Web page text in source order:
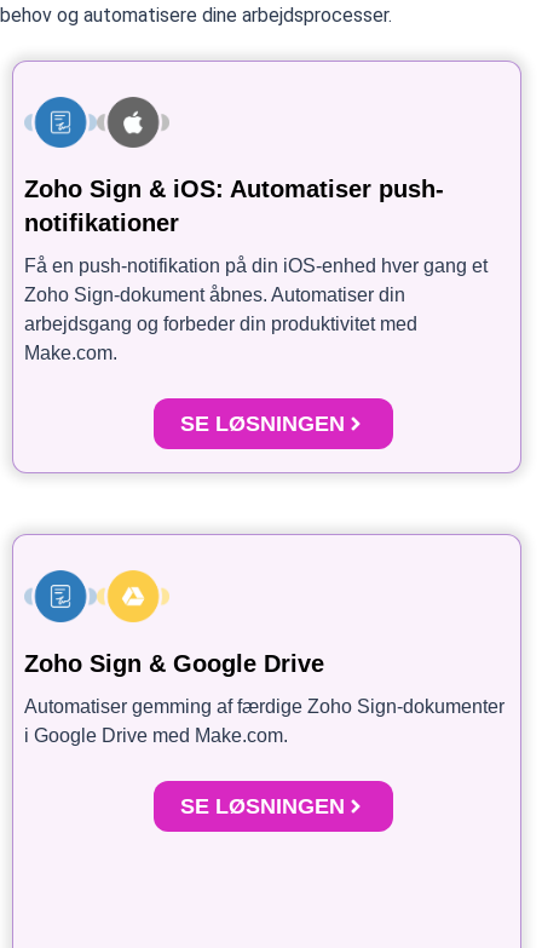
behov og automatisere dine arbejdsprocesser.
Zoho Sign & iOS: Automatiser push-
notifikationer
Få en push-notifikation på din iOS-enhed hver gang et
Zoho Sign-dokument åbnes. Automatiser din
arbejdsgang og forbeder din produktivitet med
Make.com.
SE LØSNINGEN
Zoho Sign & Google Drive
Automatiser gemming af færdige Zoho Sign-dokumenter
i Google Drive med Make.com.
SE LØSNINGEN